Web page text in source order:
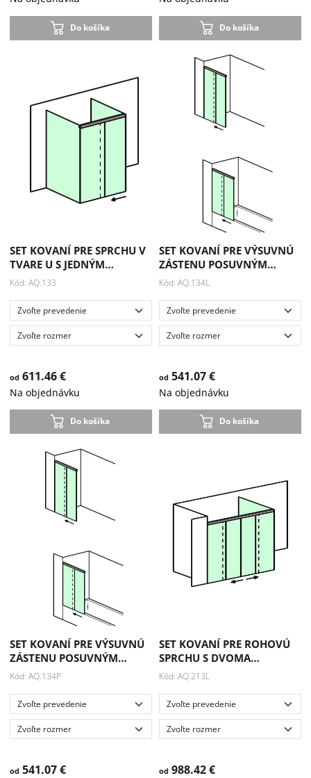
Do košíka Do košíka
SET KOVANÍ PRE SPRCHU V
TVARE U S JEDNÝM…
Kód: AQ.133
od611.46 €
Na objednávku
Do košíka
SET KOVANÍ PRE VÝSUVNÚ
ZÁSTENU POSUVNÝM…
Kód: AQ.134L
od 541.07 €
Na objednávku
Do košíka
SET KOVANÍ PRE VÝSUVNÚ
ZÁSTENU POSUVNÝM…
Kód: AQ.134P
od541.07 €
SET KOVANÍ PRE ROHOVÚ
SPRCHU S DVOMA…
Kód: AQ.213L
od 988.42 €